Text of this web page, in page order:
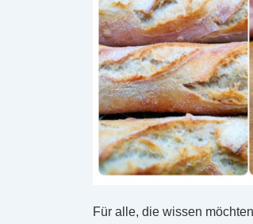
Für alle, die wissen